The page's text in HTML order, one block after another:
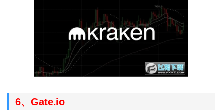
6、Gate.io